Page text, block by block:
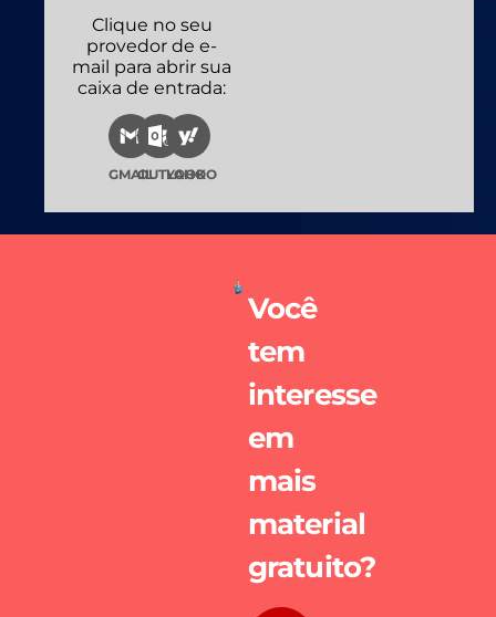
Clique no seu
provedor de e-
mail para abrir sua
caixa de entrada:
GMAILOUTLOOK
YAHOO
Você
tem
interesse
em
mais
material
gratuito?